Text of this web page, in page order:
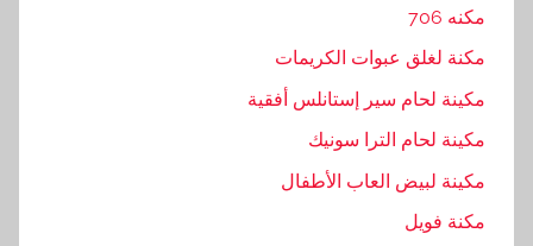
مكنه 706
مكنة لغلق عبوات الكريمات
مكينة لحام سير إستانلس أفقية
مكينة لحام الترا سونيك
مكينة لبيض العاب الأطفال
مكنة فويل